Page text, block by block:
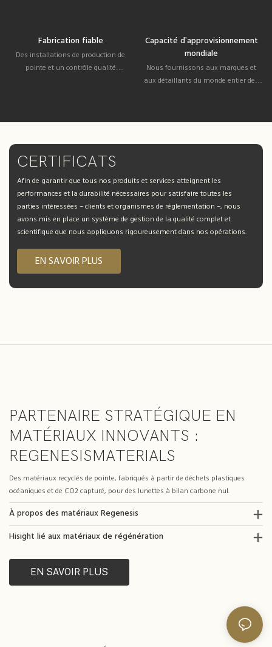
Fabrication fiable
Des installations de production de
pointe et un contrôle qualité
Capacité d'approvisionnement
mondiale
Nous fournissons aux marques et
aux détaillants du monde entier des
CERTIFICATS
Afin de garantir que tous nos produits et services atteignent les
performances et la durabilité nécessaires pour satisfaire toutes les
parties intéressées – clients et organismes de réglementation –, nous
avons mis en place un système de gestion de la qualité complet et
scientifique que nous appliquons rigoureusement dans nos opérations.
EN SAVOIR PLUS
PARTENAIRE STRATÉGIQUE EN
MATÉRIAUX INNOVANTS :
REGENESISMATERIALS
Des matériaux recyclés de pointe, fabriqués à partir de déchets plastiques
océaniques et de CO2 capturé, pour des lunettes à bilan carbone nul.
À propos des matériaux Regenesis
Hisight lié aux matériaux de régénération
EN SAVOIR PLUS